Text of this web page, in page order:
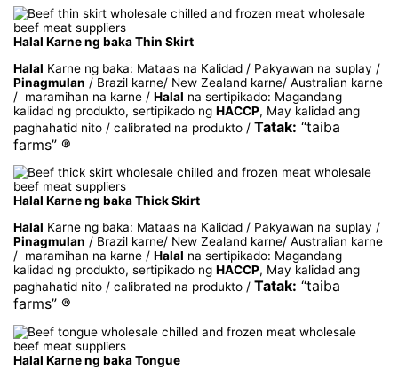
Halal Karne ng baka Thin Skirt
Halal Karne ng baka: Mataas na Kalidad / Pakyawan na suplay /
Pinagmulan / Brazil karne/ New Zealand karne/ Australian karne
/ maramihan na karne /Halal na sertipikado: Magandang
kalidad ng produkto, sertipikado ngHACCP, May kalidad ang
paghahatid nito / calibrated na produkto /Tatak: “taiba
farms” ®
Halal Karne ng baka Thick Skirt
Halal Karne ng baka: Mataas na Kalidad / Pakyawan na suplay /
Pinagmulan / Brazil karne/ New Zealand karne/ Australian karne
/ maramihan na karne /Halal na sertipikado: Magandang
kalidad ng produkto, sertipikado ngHACCP, May kalidad ang
paghahatid nito / calibrated na produkto /Tatak: “taiba
farms” ®
Halal Karne ng baka Tongue